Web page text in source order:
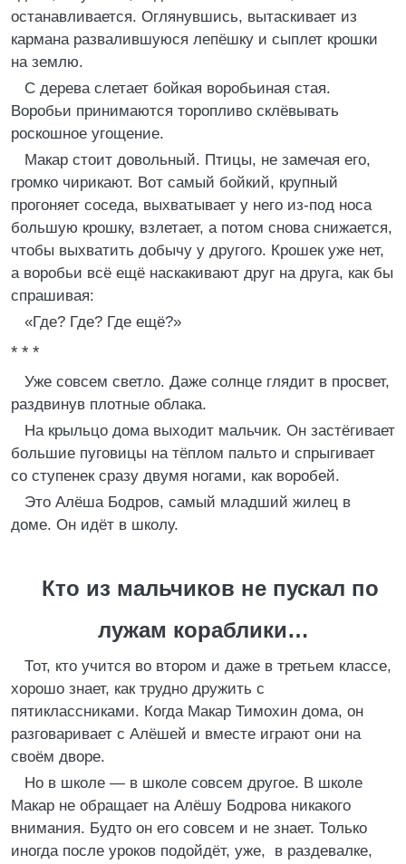
останавливается. Оглянувшись, вытаскивает из
кармана развалившуюся лепёшку и сыплет крошки
на землю.
С дерева слетает бойкая воробьиная стая.
Воробьи принимаются торопливо склёвывать
роскошное угощение.
Макар стоит довольный. Птицы, не замечая его,
громко чирикают. Вот самый бойкий, крупный
прогоняет соседа, выхватывает у него из-под носа
большую крошку, взлетает, а потом снова снижается,
чтобы выхватить добычу у другого. Крошек уже нет,
а воробьи всё ещё наскакивают друг на друга, как бы
спрашивая:
«Где? Где? Где ещё?»
* * *
Уже совсем светло. Даже солнце глядит в просвет,
раздвинув плотные облака.
На крыльцо дома выходит мальчик. Он застёгивает
большие пуговицы на тёплом пальто и спрыгивает
со ступенек сразу двумя ногами, как воробей.
Это Алёша Бодров, самый младший жилец в
доме. Он идёт в школу.
Кто из мальчиков не пускал по
лужам кораблики…
Тот, кто учится во втором и даже в третьем классе,
хорошо знает, как трудно дружить с
пятиклассниками. Когда Макар Тимохин дома, он
разговаривает с Алёшей и вместе играют они на
своём дворе.
Но в школе — в школе совсем другое. В школе
Макар не обращает на Алёшу Бодрова никакого
внимания. Будто он его совсем и не знает. Только
иногда после уроков подойдёт, уже, в раздевалке,